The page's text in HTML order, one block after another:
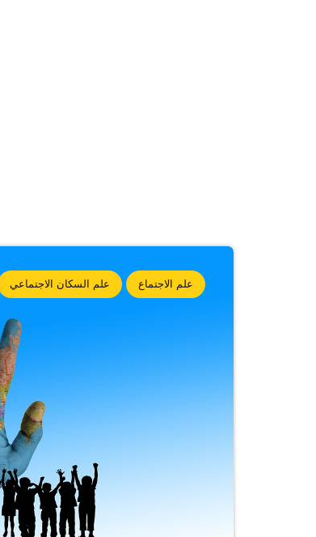
علم الاجتماع علم السكان الاجتماعي